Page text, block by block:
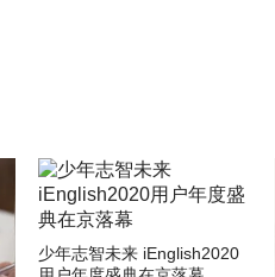
少年志智未来 iEnglish2020